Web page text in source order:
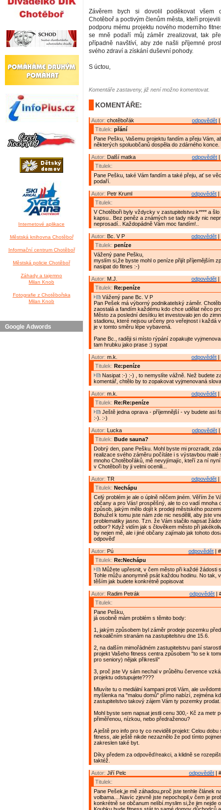
Internetové aplikace
Městská knihovna Chotěboř
Informační centrum Chotěboř
Městská policie Chotěboř
Záhady a tajemno
Milan Knob
Fotografie z Chotěbořska
Milan Knob
Google Adwords
Závěrem bych si dovolil poděkovat všem
Chotěboř a poctivým členům města, kteří
podporu mému projektu nového moderního
se mně podaří můj záměr zrealizovat, tak
případně navštíví, aby zde našli příjemné
svého zdraví a získání duševní pohody.
S úctou,
Komentáře zastaveny, již není možno komentovat.
KOMENTÁŘE:
odpovědět
Autor: chotěbořák
Titulek: přání
Pane Pešku, Vašemu projektu fandím a přeju Vám,
některých spoluobčanů dospěla do zdárného konce.
odpovědět
Autor: Další matka
Titulek:
Pane Pešku, také Vám fandím a také přeju, ať se
podaří.
odpovědět |
Autor: Petr Kruml
Titulek:
V Chotěboři byly vždycky v zastupitelstvu k**** a šlo
kapsu.. Bez peněz a známých se tady nikdy nic
neprosadí.. Každopádně Vám moc fandím!..
odpovědět |
Autor: Bc. V P
Titulek: peníze
Vážený pane Pešku,
myslím si,že byste mohl o peníze přijít příjemějším
nasipat do fitnes :-)
odpovědět |
Autor: M.J.
Titulek: Re:peníze
Vážený pane Bc. V P
Pan Pešek má výborný podnikatelský záměr.
zaostalá a fandím každému kdo chce udělat něco
Město za poslední desítku let investovalo jen do
stadionu, které nejsou určeny pro veřejnost i každá
je v tomto směru lépe vybavená.
Pane Bc., raději si místo rýpání zopakujte
tam hrubku jako prase :) sypat
odpovědět |
Autor: m.k.
Titulek: Re:peníze
Nasipat :-) :-) , to nemyslíte vážně. Než budete
komentář, chtělo by to zopakovat vyjmenovaná
odpovědět |
Autor: m.k.
Titulek: Re:Re:peníze
Ještě jedna oprava - příjemnější - vy budete asi
:-). :-)
odpovědět
Autor: Lucka
Titulek: Bude sauna?
Dobrý den, pane Pešku. Mohl byste mi prozradit,
realizace svého záměru počítáte i s výstavbou malé
mnoho Chotěbořáků, mě nevyjímajíc, kteří za ní
v Chotěboři by ji velmi ocenili...
odpovědět |
Autor: TR
Titulek: Nechápu
Celý problém je ale o úplně něčem jiném. Věřím že
občany a pro Vás! prospěšný, ale to co vadí mnoha
způsob, jakým mělo dojít k prodeji městského
Bohužel k tomu jste nám zde nic nesdělil, aby jste
problematiky jasno. Tzn. že Vám stačilo napsat
odbor? Když vidím jak s člověkem město při
by nejen mě, ale i jiné občany zajímalo jak tohoto
odpověď
odpovědět |
Autor: Pú
Titulek: Re:Nechápu
Můžete upřesnit, v čem město při každé žádosti
Tohle můžu anonymně psát každou hodinu. No tak,
těším jak budete konkrétně popisovat
odpovědět |
Autor: Radim Petrák
Titulek:
Pane Pešku,
já osobně mám problém s těmito body:
1, jakým způsobem byl záměr prodeje pozemku
nekoaličním stranám na zastupitelstvu dne 15.6.
2, na dalším mimořádném zastupitelstvu paní
projekt Vašeho fitness centra způsobem "to se k
pro seniory) nějak přikreslí"
3, proč jste Vy sám nechal v průběhu července
projektu odstupujete????
Mluvíte tu o mediální kampani proti Vám, ale
myšlenka na "malou domů" přímo nabízí, zejména
zastupitelstvo takový zájem Vám ty pozemky prodat.
Mohl byste sem napsat jestli cenu 300,- Kč za metr
přiměřenou, nízkou, nebo předraženou?
A ještě pro info pro ty co neviděli projekt: Celou
fitness, ale ještě nikde nezaznělo že pod tímto
zakreslen také byt.
Díky předem za odpověď/reakci, a klidně se
taktéž.
odpovědět |
Autor: Jiří Pelc
Titulek:
Pane Pešek,je mě záhadou,proč jste tenhle článek
volbama....Navíc zjevně jste nepochopil,v čem je
konkrétně se občanum nelíbí.myslim si,že jim nejde